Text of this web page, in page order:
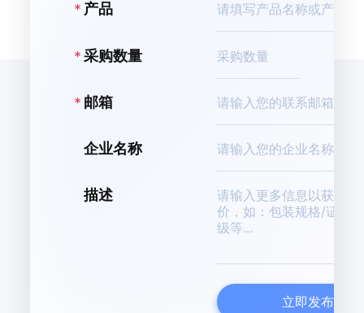
产品
采购数量
邮箱
企业名称
描述
立即发布